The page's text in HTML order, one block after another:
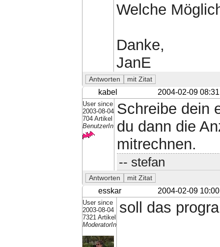
Welche
Danke,
JanE
kabel 2004-02-09 08:31
User since
2003-08-04
704 Artikel
BenutzerIn
Schreibe dein
du dann die
mitrechnen.
-- stefan
esskar 2004-02-09 10:00
User since
2003-08-04
7321 Artikel
ModeratorIn
soll das